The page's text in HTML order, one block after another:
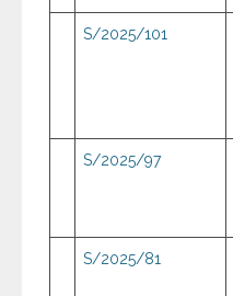
S/2025/101
S/2025/97
S/2025/81